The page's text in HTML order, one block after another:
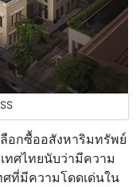
อกซื้ออสังหาริมทรัพย์
ทศไทยนับว่ามีความ
ศที่มีความโดดเด่นใน